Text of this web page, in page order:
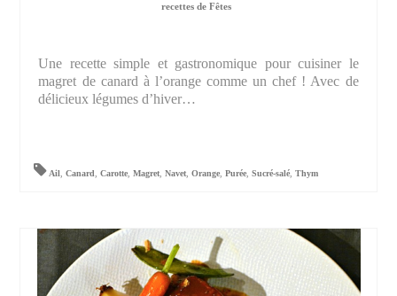
recettes de Fêtes
Une recette simple et gastronomique pour cuisiner le
magret de canard à l’orange comme un chef ! Avec de
délicieux légumes d’hiver…
Ail,Canard,Carotte,Magret,Navet,Orange,Purée,Sucré-salé,Thym